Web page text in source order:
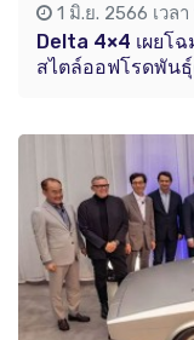
1 มิ.ย. 2566 เวลา
Delta 4×4 เผยโ
สไตล์ออฟโรดพัน